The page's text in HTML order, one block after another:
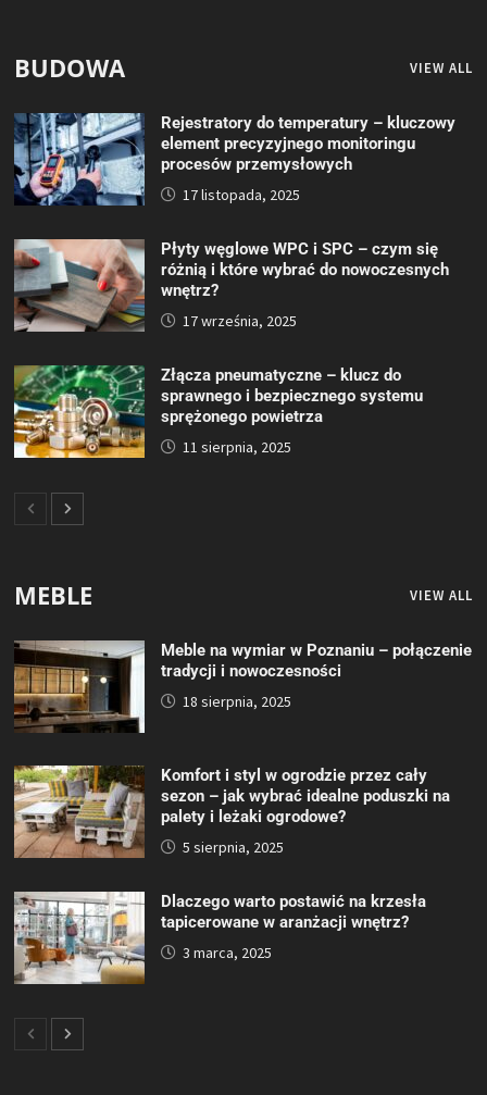
BUDOWA VIEW ALL
Rejestratory do temperatury – kluczowy
element precyzyjnego monitoringu
procesów przemysłowych
17 listopada, 2025
Płyty węglowe WPC i SPC – czym się
różnią i które wybrać do nowoczesnych
wnętrz?
17 września, 2025
Złącza pneumatyczne – klucz do
sprawnego i bezpiecznego systemu
sprężonego powietrza
11 sierpnia, 2025
MEBLE VIEW ALL
Meble na wymiar w Poznaniu – połączenie
tradycji i nowoczesności
18 sierpnia, 2025
Komfort i styl w ogrodzie przez cały
sezon – jak wybrać idealne poduszki na
palety i leżaki ogrodowe?
5 sierpnia, 2025
Dlaczego warto postawić na krzesła
tapicerowane w aranżacji wnętrz?
3 marca, 2025